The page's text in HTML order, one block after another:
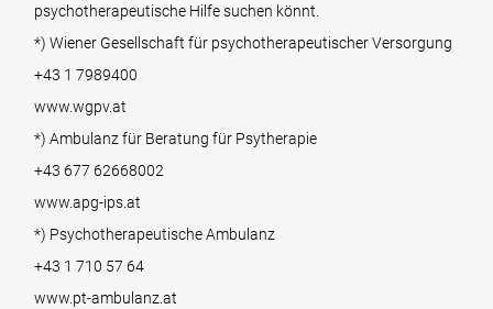
psychotherapeutische Hilfe suchen könnt.
*) Wiener Gesellschaft für psychotherapeutischer Versorgung
+43 1 7989400
www.wgpv.at
*) Ambulanz für Beratung für Psytherapie
+43 677 62668002
www.apg-ips.at
*) Psychotherapeutische Ambulanz
+43 1 710 57 64
www.pt-ambulanz.at